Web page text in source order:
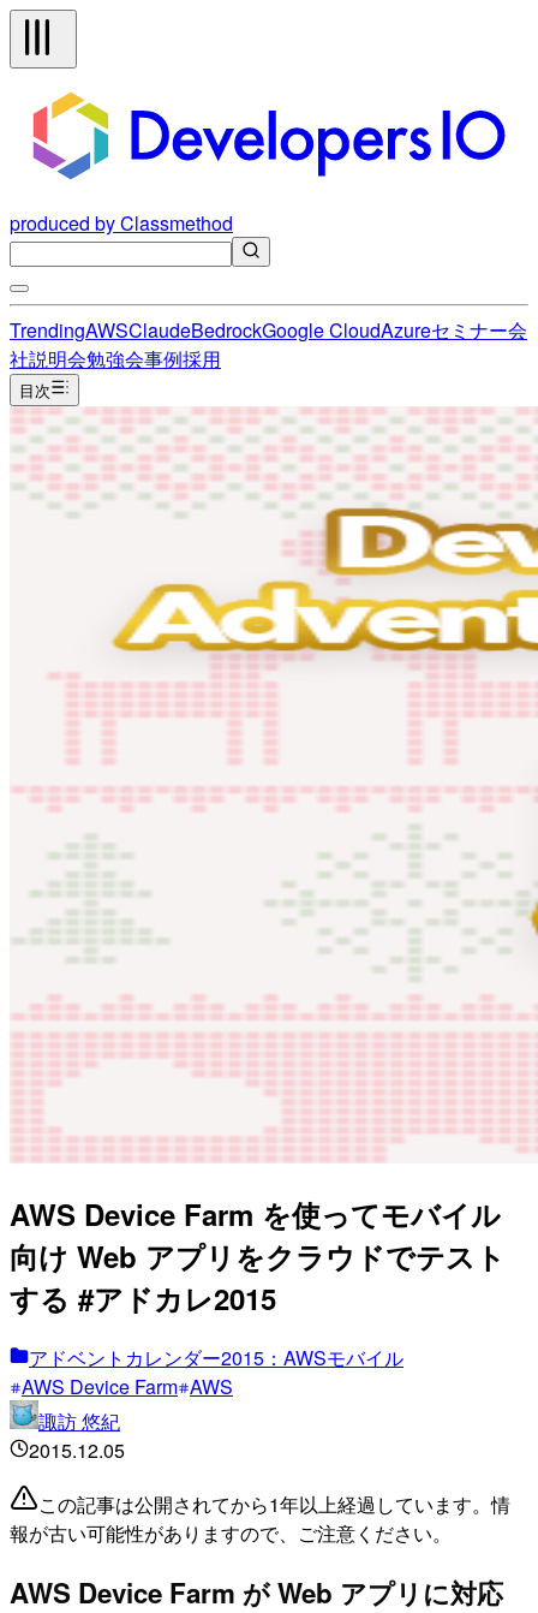
produced by Classmethod
TrendingAWSClaudeBedrockGoogle CloudAzureセミナー会
社説明会勉強会事例採用
目次
AWS Device Farm を使ってモバイル
向け Web アプリをクラウドでテスト
する #アドカレ2015
アドベントカレンダー2015：AWSモバイル
AWS Device Farm AWS
諏訪 悠紀
2015.12.05
この記事は公開されてから1年以上経過しています。情
報が古い可能性がありますので、ご注意ください。
AWS Device Farm が Web アプリに対応